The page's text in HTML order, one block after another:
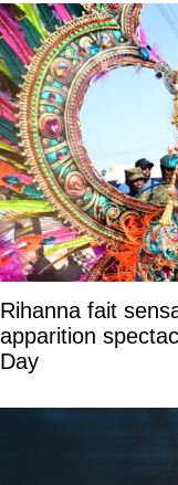
Rihanna fait
apparition
Day